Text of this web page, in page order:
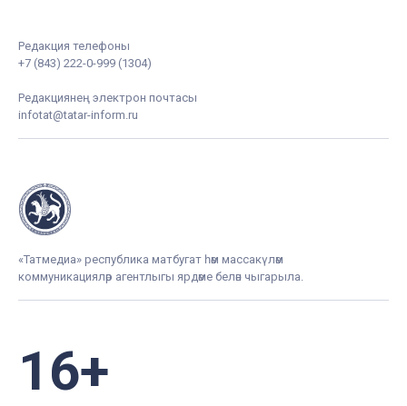
Редакция телефоны
+7 (843) 222-0-999 (1304)
Редакциянең электрон почтасы
infotat@tatar-inform.ru
«Татмедиа» республика матбугат һәм массакүләм
коммуникацияләр агентлыгы ярдәме белән чыгарыла.
16+